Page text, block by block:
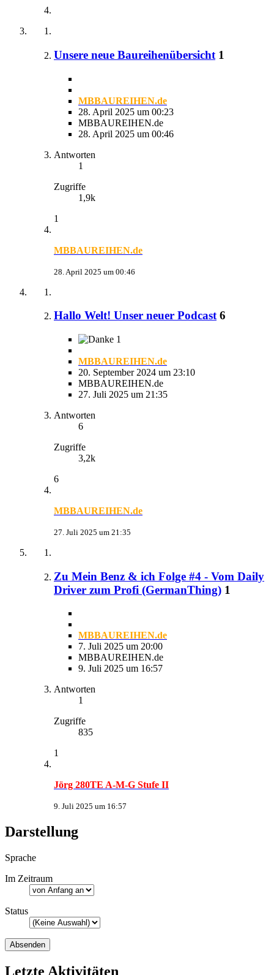
Unsere neue Baureihenübersicht 1
MBBAUREIHEN.de
28. April 2025 um 00:23
MBBAUREIHEN.de
28. April 2025 um 00:46
Antworten
1
Zugriffe
1,9k
1
MBBAUREIHEN.de
28. April 2025 um 00:46
Hallo Welt! Unser neuer Podcast 6
1
MBBAUREIHEN.de
20. September 2024 um 23:10
MBBAUREIHEN.de
27. Juli 2025 um 21:35
Antworten
6
Zugriffe
3,2k
6
MBBAUREIHEN.de
27. Juli 2025 um 21:35
Zu Mein Benz & ich Folge #4 - Vom Daily
Driver zum Profi (GermanThing) 1
MBBAUREIHEN.de
7. Juli 2025 um 20:00
MBBAUREIHEN.de
9. Juli 2025 um 16:57
Antworten
1
Zugriffe
835
1
Jörg 280TE A-M-G Stufe II
9. Juli 2025 um 16:57
Darstellung
Sprache
Im Zeitraum
Status
Letzte Aktivitäten